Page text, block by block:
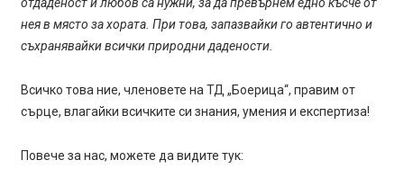
нея в място за хората. При това, запазвайки го автентично и
съхранявайки всички природни дадености.
Всичко това ние, членовете на ТД „Боерица“, правим от
сърце, влагайки всичките си знания, умения и експертиза!
Повече за нас, можете да видите тук: